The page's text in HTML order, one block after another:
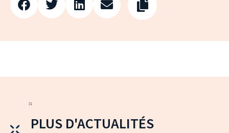
PLUS D'ACTUALITÉS